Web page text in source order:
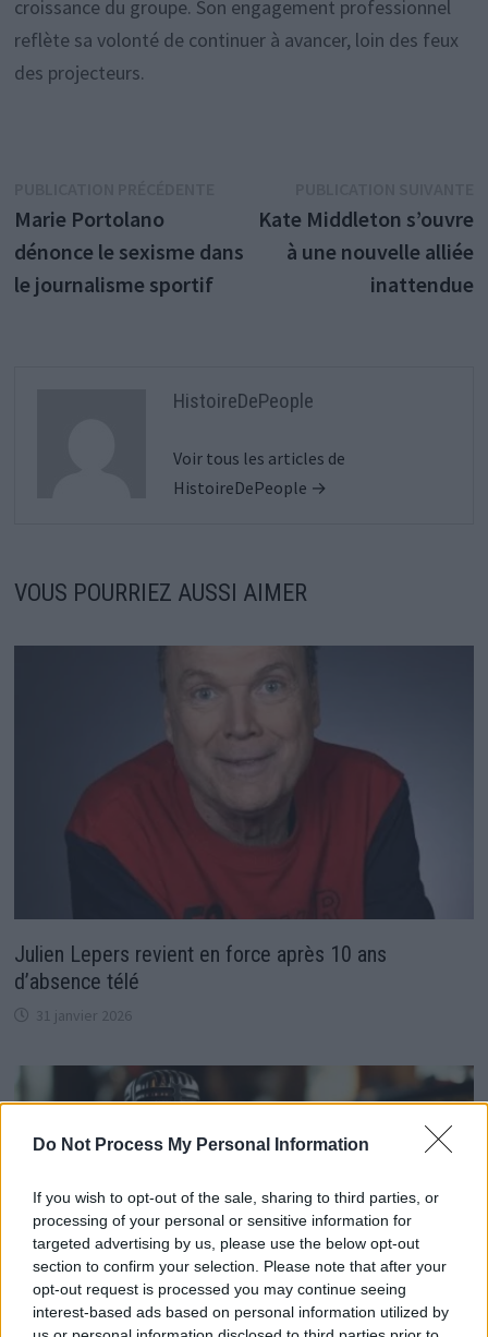
Do Not Process My Personal Information
If you wish to opt-out of the sale, sharing to third parties, or
processing of your personal or sensitive information for
targeted advertising by us, please use the below opt-out
section to confirm your selection. Please note that after your
opt-out request is processed you may continue seeing
interest-based ads based on personal information utilized by
croissance du groupe. Son engagement professionnel
reflète sa volonté de continuer à avancer, loin des feux
des projecteurs.
de
l’article
précédente :
Marie Portolano
dénonce le sexisme dans
le journalisme sportif
Kate Middleton s’ouvre
à une nouvelle alliée
inattendue
HistoireDePeople
Voir tous les articles de
HistoireDePeople →
VOUS POURRIEZ AUSSI AIMER
Julien Lepers revient en force après 10 ans
d’absence télé
31 janvier 2026